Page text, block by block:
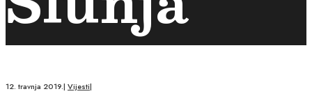
12. travnja 2019.| Vijesti|